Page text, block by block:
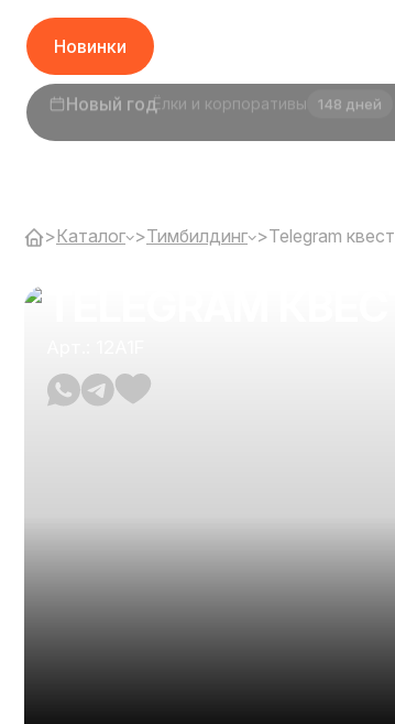
Новинки
1 сентябряДень знаний 26 дней
>Каталог >Тимбилдинг >Telegram квест